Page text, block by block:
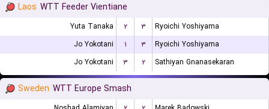
Laos WTT Feeder Vientiane
Yuta Tanaka ۲ ۳
Ryoichi Yoshiyama
Jo Yokotani
۱ ۳
Ryoichi Yoshiyama
Jo Yokotani
۳ ۲ Sathiyan Gnanasekaran
Sweden WTT Europe Smash